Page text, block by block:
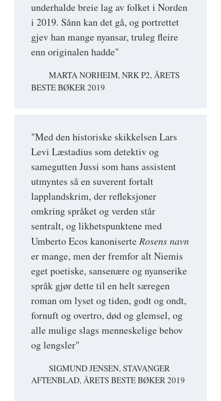
underhalde breie lag av folket i Norden
i 2019. Sånn kan det gå, og portrettet
gjev han mange nyansar, truleg fleire
enn originalen hadde"
MARTA NORHEIM, NRK P2, ÅRETS
BESTE BØKER 2019
"Med den historiske skikkelsen Lars
Levi Læstadius som detektiv og
samegutten Jussi som hans assistent
utmyntes så en suverent fortalt
lapplandskrim, der refleksjoner
omkring språket og verden står
sentralt, og likhetspunktene med
Umberto Ecos kanoniserte Rosens navn
er mange, men der fremfor alt Niemis
eget poetiske, sansenære og nyanserike
språk gjør dette til en helt særegen
roman om lyset og tiden, godt og ondt,
fornuft og overtro, død og glemsel, og
alle mulige slags menneskelige behov
og lengsler"
SIGMUND JENSEN, STAVANGER
AFTENBLAD, ÅRETS BESTE BØKER 2019